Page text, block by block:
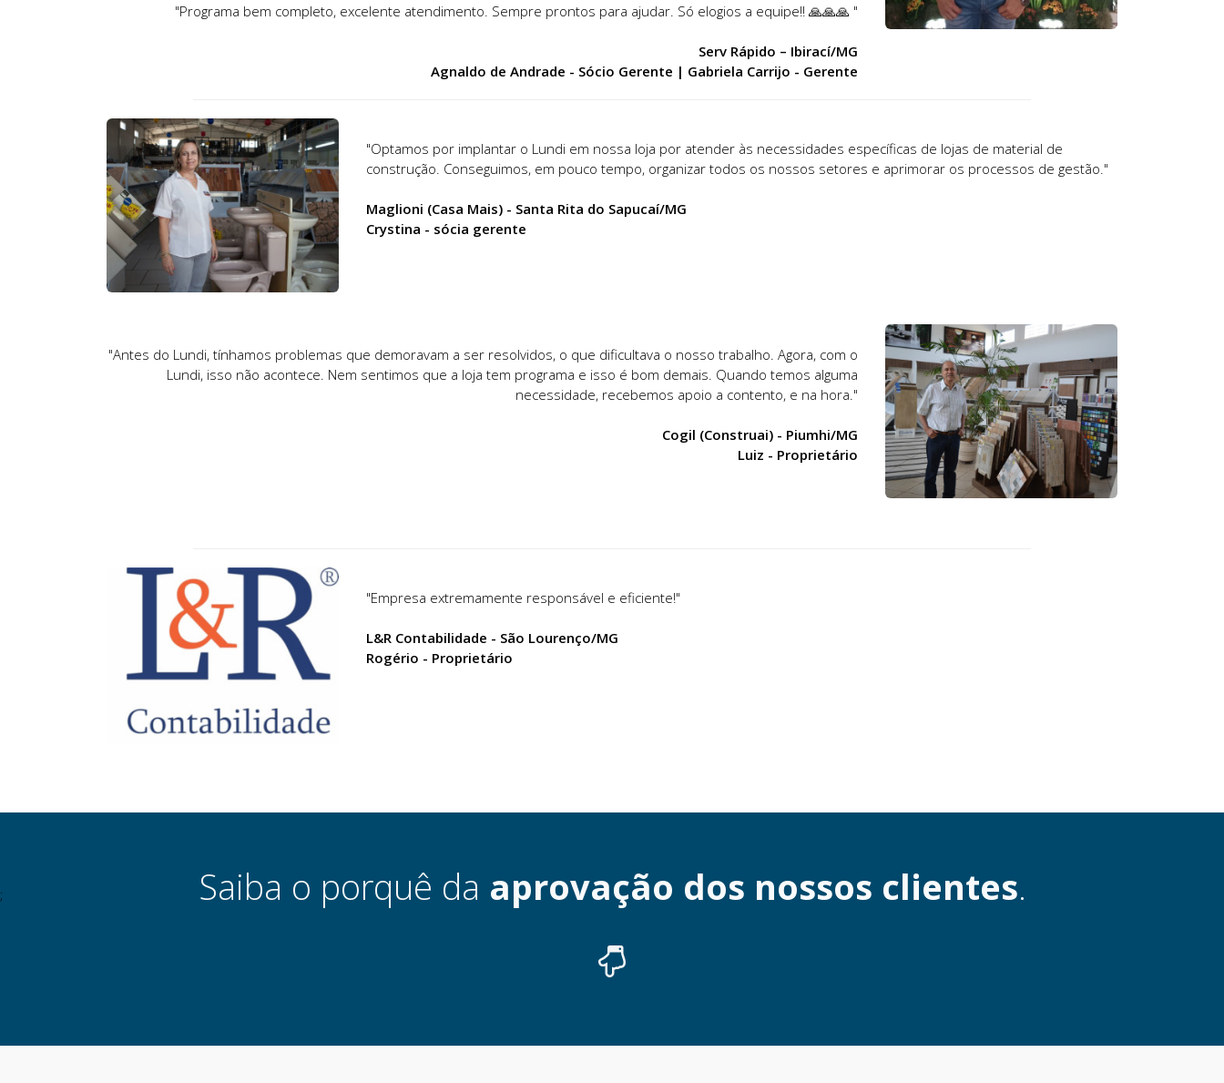
"Programa bem completo, excelente atendimento. Sempre prontos para ajudar. Só elogios a equipe!! 🙏🙏🙏 "
Serv Rápido – Ibirací/MG
Agnaldo de Andrade - Sócio Gerente | Gabriela Carrijo - Gerente
"Optamos por implantar o Lundi em nossa loja por atender às necessidades específicas de lojas de material de
construção. Conseguimos, em pouco tempo, organizar todos os nossos setores e aprimorar os processos de gestão."
Maglioni (Casa Mais) - Santa Rita do Sapucaí/MG
Crystina - sócia gerente
"Antes do Lundi, tínhamos problemas que demoravam a ser resolvidos, o que dificultava o nosso trabalho. Agora, com o
Lundi, isso não acontece. Nem sentimos que a loja tem programa e isso é bom demais. Quando temos alguma
necessidade, recebemos apoio a contento, e na hora."
Cogil (Construai) - Piumhi/MG
Luiz - Proprietário
"Empresa extremamente responsável e eficiente!"
L&R Contabilidade - São Lourenço/MG
Rogério - Proprietário
; Saiba o porquê da aprovação dos nossos clientes.